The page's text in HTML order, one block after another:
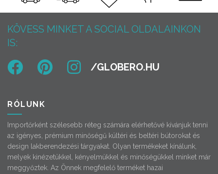
KÖVESS MINKET A SOCIAL OLDALAINKON
IS:
RÓLUNK
Importőrként szélesebb réteg számára elérhetővé kívánjuk tenni
az igényes, prémium minőségű kültéri és beltéri bútorokat és
design lakberendezési tárgyakat. Olyan termékeket kínálunk,
melyek kinézetükkel, kényelmükkel és minőségükkel minket már
meggyőztek. Az Önnek megfelelő terméket hazai